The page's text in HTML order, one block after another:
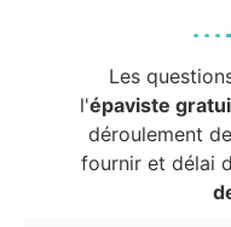
Les
l'épaviste
déroulement
fournir et délai